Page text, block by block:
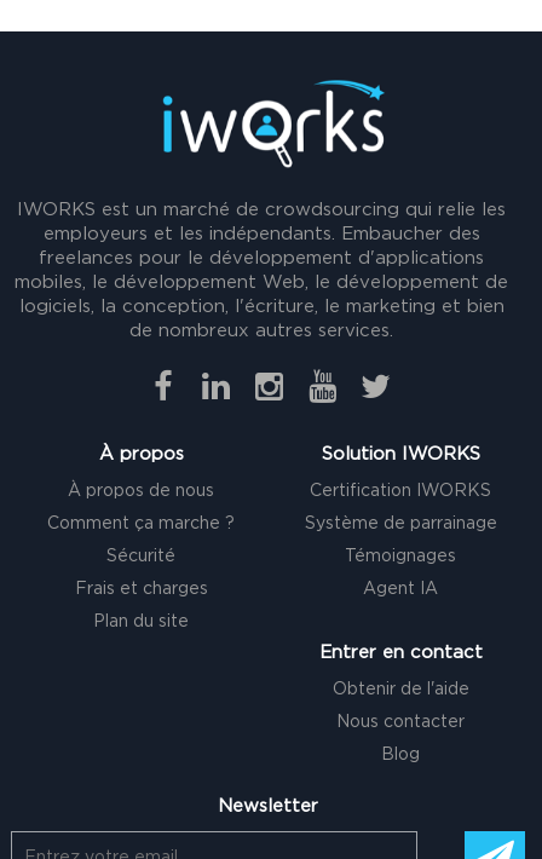
IWORKS est un marché de crowdsourcing qui relie les
employeurs et les indépendants. Embaucher des
freelances pour le développement d'applications
mobiles, le développement Web, le développement de
logiciels, la conception, l'écriture, le marketing et bien
de nombreux autres services.
À propos
À propos de nous
Comment ça marche ?
Sécurité
Frais et charges
Plan du site
Solution IWORKS
Certification IWORKS
Système de parrainage
Témoignages
Agent IA
Entrer en contact
Obtenir de l'aide
Nous contacter
Blog
Newsletter